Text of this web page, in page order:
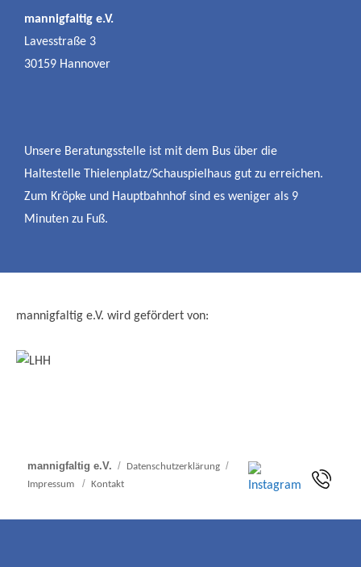
mannigfaltig e.V.
Lavesstraße 3
30159 Hannover
Unsere Beratungsstelle ist mit dem Bus über die
Haltestelle Thielenplatz/Schauspielhaus gut zu erreichen.
Zum Kröpke und Hauptbahnhof sind es weniger als 9
Minuten zu Fuß.
mannigfaltig e.V. wird gefördert von:
mannigfaltig e.V.
Datenschutzerklärung
Impressum
Kontakt